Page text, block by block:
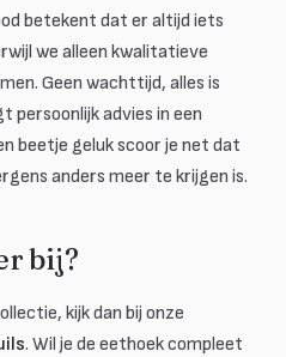
betekent dat er altijd iets
we alleen kwalitatieve
Geen wachttijd, alles is
persoonlijk advies in een
beetje geluk scoor je net dat
anders meer te krijgen is.
bij?
kijk dan bij onze
. Wil je de eethoek compleet